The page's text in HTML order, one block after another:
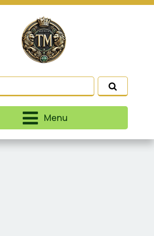
Menu
e entender como você usa
seu uso de nossos produtos
nossos esforços de
conteúdo de terceiros. Leia
CondiçõesePolítica de